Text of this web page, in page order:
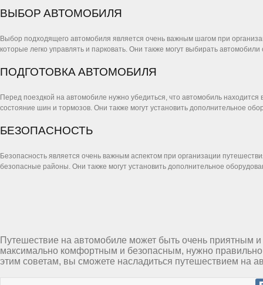
ВЫБОР АВТОМОБИЛЯ
Выбор подходящего автомобиля является очень важным шагом при
которые легко управлять и парковать. Они также могут выбирать
ПОДГОТОВКА АВТОМОБИЛЯ
Перед поездкой на автомобиле нужно убедиться, что автомобиль
состояние шин и тормозов. Они также могут установить дополнительное
БЕЗОПАСНОСТЬ
Безопасность является очень важным аспектом при организации
безопасные районы. Они также могут установить дополнительное
Путешествие на автомобиле может быть очень приятным
максимально комфортным и безопасным, нужно
этим советам, вы сможете насладиться путешествием на